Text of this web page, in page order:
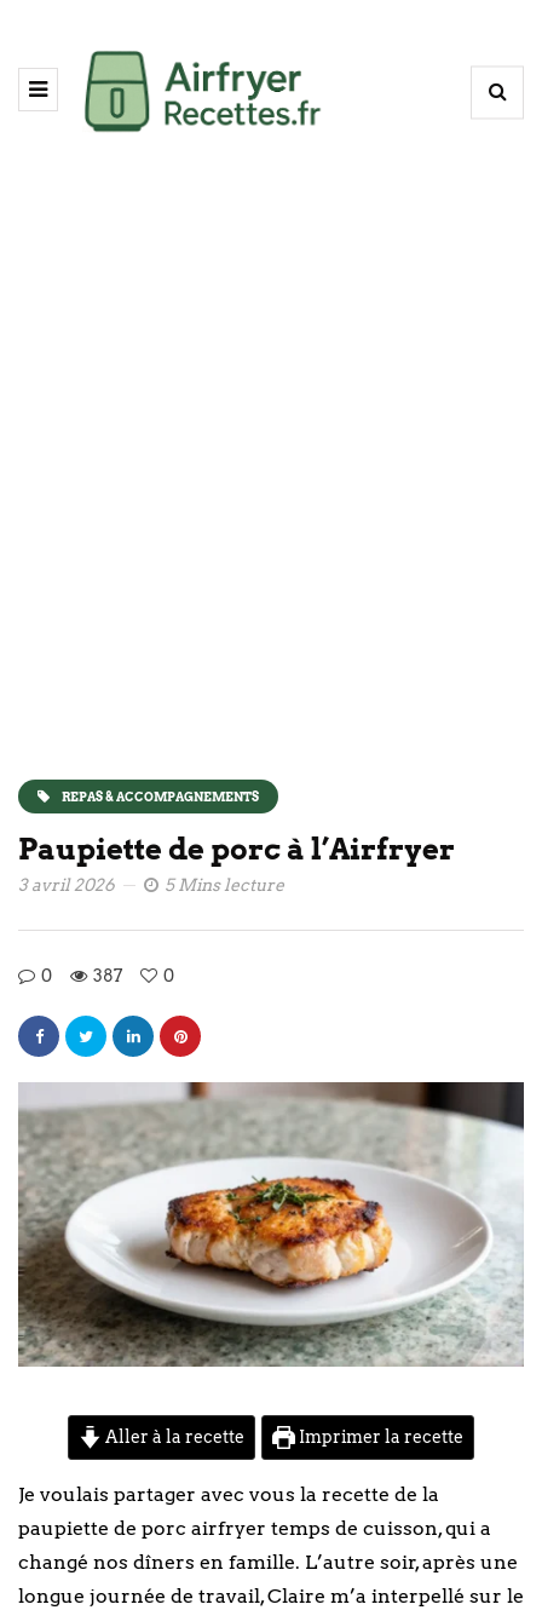
REPAS & ACCOMPAGNEMENTS
Paupiette de porc à l’Airfryer
3 avril 2026 5 Mins lecture
0 387 0
Aller à la recette Imprimer la recette
Je voulais partager avec vous la recette de la
paupiette de porc airfryer temps de cuisson, qui a
changé nos dîners en famille. L’autre soir, après une
longue journée de travail, Claire m’a interpellé sur le